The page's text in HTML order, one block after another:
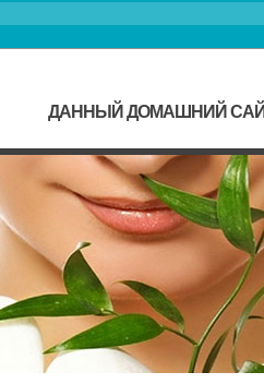
ДАННЫЙ ДОМАШНИЙ